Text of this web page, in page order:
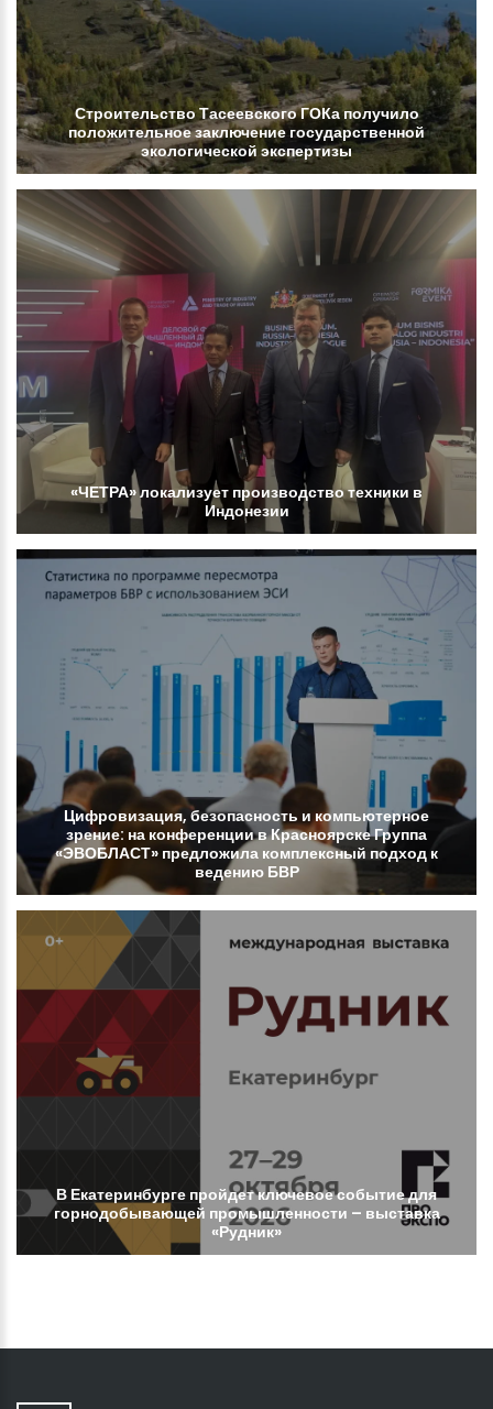
СтроительствоТасеевскогоГОКаполучило
положительноезаключениегосударственной
экологической экспертизы
«ЧЕТРА»локализует производствотехники в
Индонезии
Цифровизация, безопасность и компьютерное
зрение: на конференциивКрасноярскеГруппа
«ЭВОБЛАСТ» предложила комплексный подход к
ведению БВР
В Екатеринбурге пройдетключевоесобытиедля
горнодобывающей промышленности – выставка
«Рудник»